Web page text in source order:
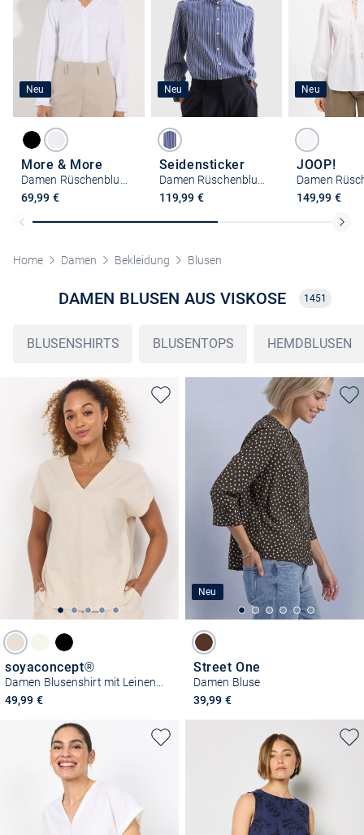
Neu
More & More
69,99 €
Neu
Seidensticker
119,99 €
Neu
JOOP!
149,99 €
Home Damen Bekleidung Blusen
DAMEN BLUSEN AUS VISKOSE 1451
BLUSENSHIRTS BLUSENTOPS HEMDBLUSEN
soyaconcept®
49,99 €
Neu
Street One
Damen Bluse
39,99 €